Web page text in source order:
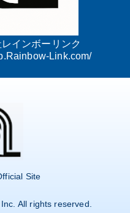
インボーリンク
Link.com/
Site
All rights reserved.